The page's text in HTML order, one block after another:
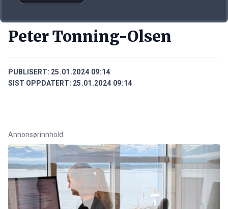
Peter Tonning-Olsen
PUBLISERT: 25.01.2024 09:14
SIST OPPDATERT: 25.01.2024 09:14
Annonsørinnhold